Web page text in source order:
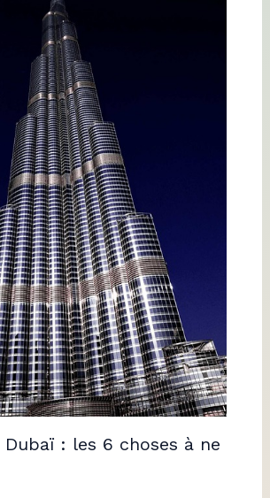
Dubaï : les 6 choses à ne